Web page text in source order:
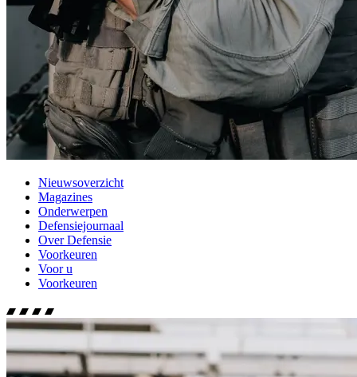
Nieuwsoverzicht
Magazines
Onderwerpen
Defensiejournaal
Over Defensie
Voorkeuren
Voor u
Voorkeuren